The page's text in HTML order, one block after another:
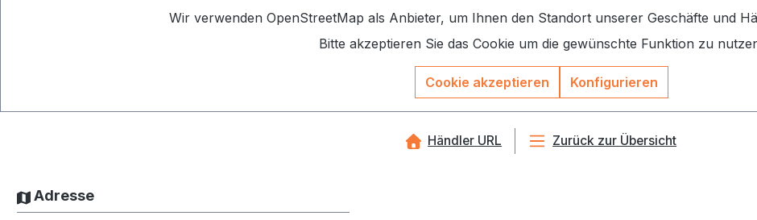
Wir verwenden OpenStreetMap als Anbieter, um Ihnen den Standort unserer Geschäfte und
Bitte akzeptieren Sie das Cookie um die gewünschte Funktion zu
Cookie akzeptieren Konfigurieren
Händler URL Zurück zur Übersicht
Adresse